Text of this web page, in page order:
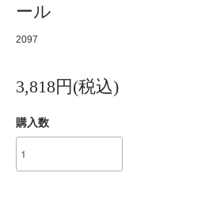
ール
2097
3,818円(税込)
購入数